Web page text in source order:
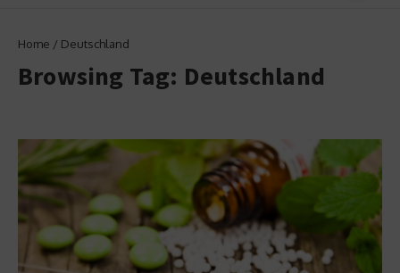
Home / Deutschland
Browsing Tag: Deutschland